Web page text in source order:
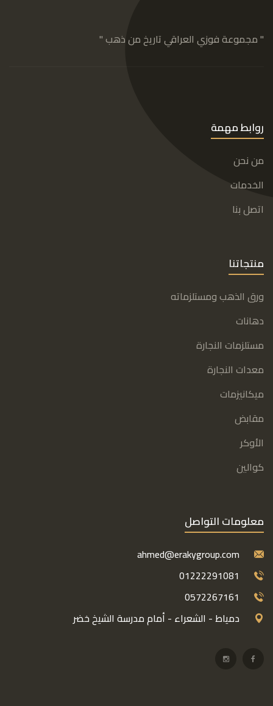
" مجموعة فوزي العراقي تاريخ من ذهب "
روابط مهمة
من نحن
الخدمات
اتصل بنا
منتجاتنا
ورق الذهب ومستلزماته
دهانات
مستلزمات النجارة
معدات النجارة
ميكانيزمات
مقابض
الأوكر
كوالين
معلومات التواصل
ahmed@erakygroup.com
01222291081
0572267161
دمياط - الشعراء - أمام مدرسة الشيخ خضر